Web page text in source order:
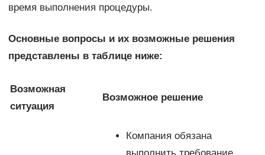
время выполнения процедуры.
Основные вопросы и их возможные решения
представлены в таблице ниже:
Возможная
ситуация
Возможное решение
Компания обязана